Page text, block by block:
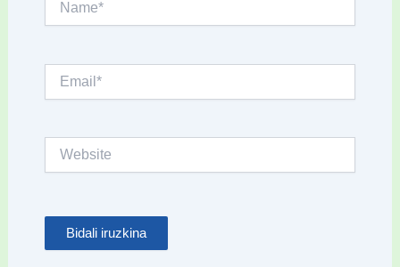
Website